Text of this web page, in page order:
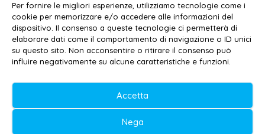
Per fornire le migliori esperienze, utilizziamo tecnologie come i
cookie per memorizzare e/o accedere alle informazioni del
dispositivo. Il consenso a queste tecnologie ci permetterà di
elaborare dati come il comportamento di navigazione o ID unici
su questo sito. Non acconsentire o ritirare il consenso può
influire negativamente su alcune caratteristiche e funzioni.
Accetta
Nega
Privacy policy–Cookie policy
© 2020-2026 | Galatina24 ®
Stampa Tribunale di Lecce
Editore e direttore responsabile:
Daniele G. Masciullo